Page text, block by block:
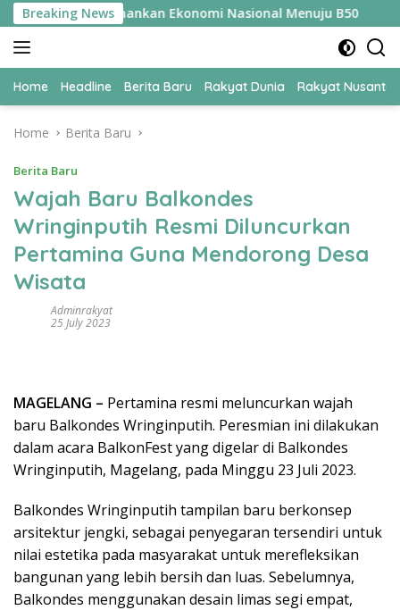
Skip
to
content
Breaking News
Jadi Kunci Amankan Ekonomi Nasional Menuju B50
Home Headline Berita Baru Rakyat Dunia Rakyat
Home Berita Baru
Berita Baru
Wajah Baru Balkondes
Wringinputih Resmi Diluncurkan
Pertamina Guna Mendorong Desa
Wisata
Adminrakyat
25 July 2023
MAGELANG – Pertamina resmi meluncurkan wajah
baru Balkondes Wringinputih. Peresmian ini dilakukan
dalam acara BalkonFest yang digelar di Balkondes
Wringinputih, Magelang, pada Minggu 23 Juli 2023.
Balkondes Wringinputih tampilan baru berkonsep
arsitektur jengki, sebagai penyegaran tersendiri untuk
nilai estetika pada masyarakat untuk merefleksikan
bangunan yang lebih bersih dan luas. Sebelumnya,
Balkondes menggunakan desain limas segi empat,